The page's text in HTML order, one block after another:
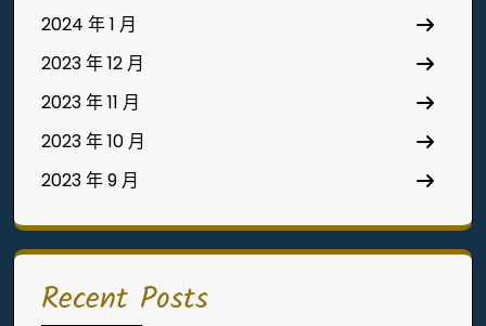
2024 年 1 月
2023 年 12 月
2023 年 11 月
2023 年 10 月
2023 年 9 月
Recent Posts